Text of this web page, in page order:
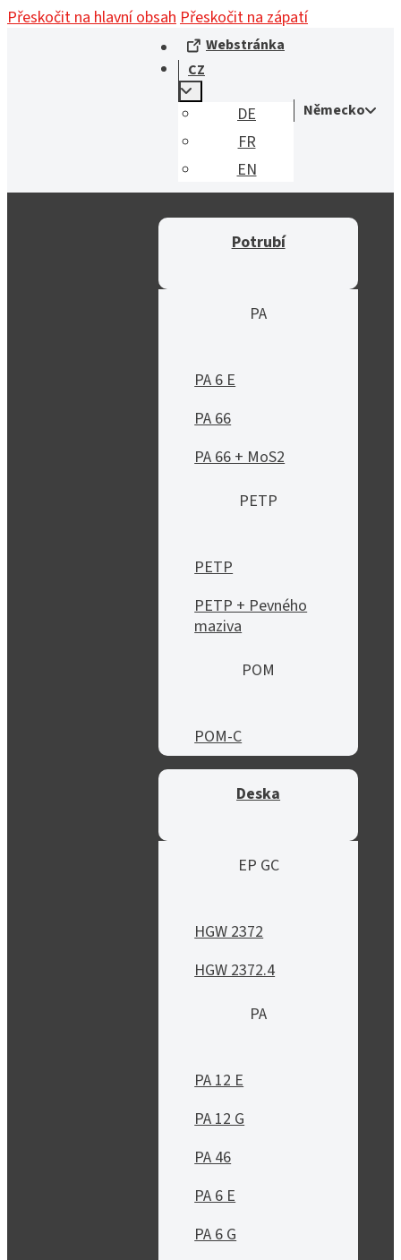
Přeskočit na hlavní obsahPřeskočit na zápatí
Webstránka
CZ
DE
FR
EN
Německo
Potrubí
PA
PA 6 E
PA 66
PA 66 + MoS2
PETP
PETP
PETP + Pevného
maziva
POM
POM-C
Deska
EP GC
HGW 2372
HGW 2372.4
PA
PA 12 E
PA 12 G
PA 46
PA 6 E
PA 6 G